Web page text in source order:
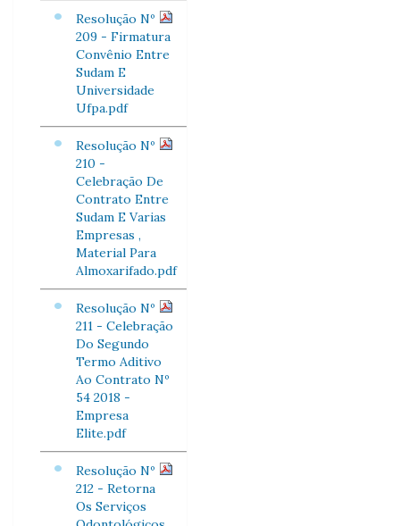
Resolução Nº
209 - Firmatura
Convênio Entre
Sudam E
Universidade
Ufpa.pdf
Resolução Nº
210 -
Celebração De
Contrato Entre
Sudam E Varias
Empresas ,
Material Para
Almoxarifado.pdf
Resolução Nº
211 - Celebração
Do Segundo
Termo Aditivo
Ao Contrato Nº
54 2018 -
Empresa
Elite.pdf
Resolução Nº
212 - Retorna
Os Serviços